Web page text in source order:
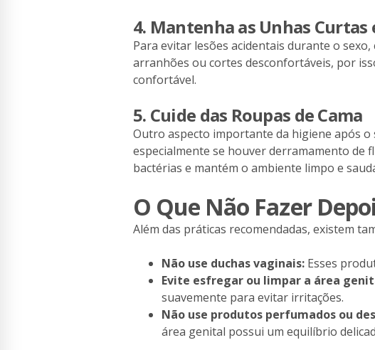
4. Mantenha as Unhas Curtas
Para evitar lesões acidentais durante o
arranhões ou cortes desconfortáveis, por
confortável.
5. Cuide das Roupas de Cama
Outro aspecto importante da higiene após o
especialmente se houver derramamento de
bactérias e mantém o ambiente limpo e
O Que Não Fazer
Além das práticas recomendadas, existem
Não use duchas vaginais: Esses
Evite esfregar ou limpar a área
suavemente para evitar irritações.
Não use produtos perfumados ou
área genital possui um equilíbrio